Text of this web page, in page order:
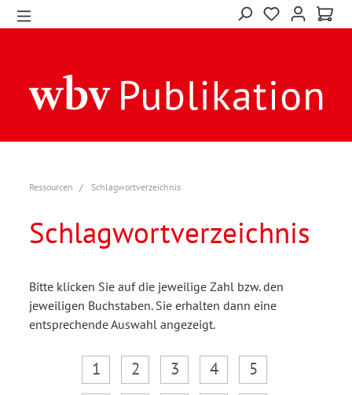
Ressourcen Schlagwortverzeichnis
Schlagwortverzeichnis
Bitte klicken Sie auf die jeweilige Zahl bzw. den
jeweiligen Buchstaben. Sie erhalten dann eine
entsprechende Auswahl angezeigt.
1 2 3 4
5